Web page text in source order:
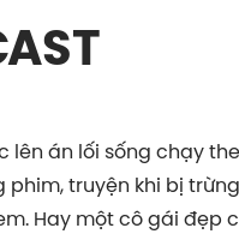
án lối sống chạy
truyện khi bị
Hay một cô gái đẹp